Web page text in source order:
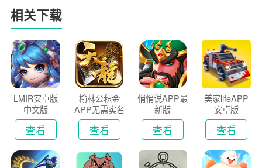
相关下载
LMIR安卓版
中文版
查看
榆林公积金
APP无需实名
认证版
查看
悄悄说APP最
新版
查看
美家lifeAPP
安卓版
查看